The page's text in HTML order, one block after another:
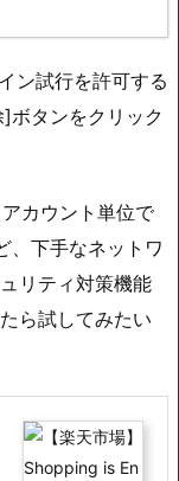
ン試行を許可する
ボタンをクリック
カウント単位で
、下手なネットワ
リティ対策機能
ら試してみたい